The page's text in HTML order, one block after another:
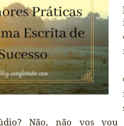
Não, não vos vou